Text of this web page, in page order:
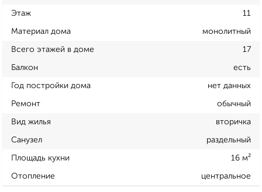
Этаж 11
Материал дома монолитный
Всего этажей в доме 17
Балкон есть
Год постройки дома нет данных
Ремонт обычный
Вид жилья вторичка
Санузел раздельный
Площадь кухни 16 м²
Отопление центральное